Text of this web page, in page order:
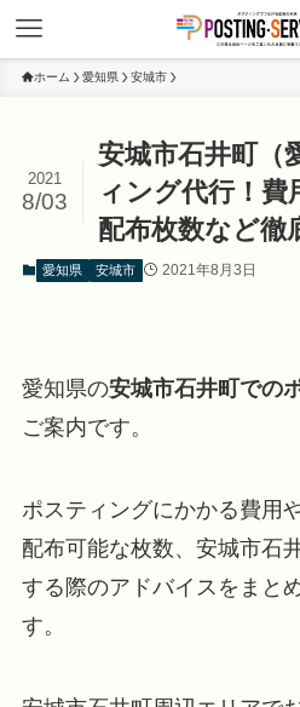
ホーム 愛知県 安城市
安城市石井町（
ィング代行！費
配布枚数など徹
2021
8/03
愛知県 安城市 2021年8月3日
愛知県の安城市石井町での
ご案内です。
ポスティングにかかる費用
配布可能な枚数、安城市石
する際のアドバイスをまと
す。